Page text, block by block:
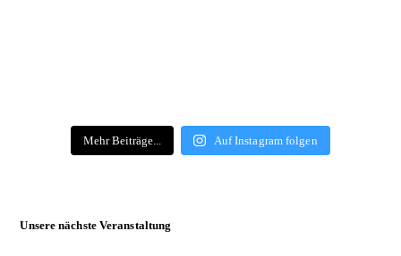
Mehr Beiträge... Auf Instagram folgen
Unsere nächste Veranstaltung